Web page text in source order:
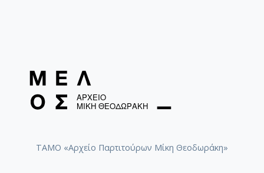
ΤΑΜΟ «Αρχείο Παρτιτούρων Μίκη Θεοδωράκη»